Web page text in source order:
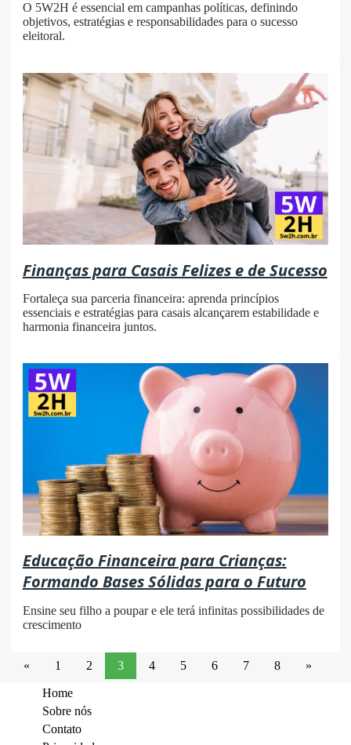
O 5W2H é essencial em campanhas políticas, definindo
objetivos, estratégias e responsabilidades para o sucesso
eleitoral.
Finanças para Casais Felizes e de Sucesso
Fortaleça sua parceria financeira: aprenda princípios
essenciais e estratégias para casais alcançarem estabilidade e
harmonia financeira juntos.
Educação Financeira para Crianças:
Formando Bases Sólidas para o Futuro
Ensine seu filho a poupar e ele terá infinitas possibilidades de
crescimento
« 1 2 3 4 5 6 7 8 »
Home
Sobre nós
Contato